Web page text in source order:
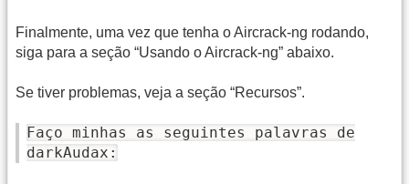
Finalmente, uma vez que tenha o Aircrack-ng rodando,
siga para a seção “Usando o Aircrack-ng” abaixo.
Se tiver problemas, veja a seção “Recursos”.
Faço minhas as seguintes palavras de
darkAudax: